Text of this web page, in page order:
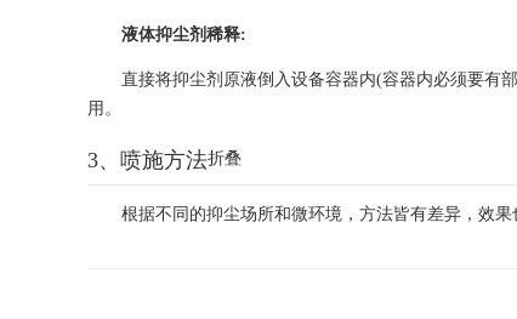
液体抑尘剂稀释:
直接将抑尘剂原液倒入设备容器内(容器内必须要有
用。
折叠
3、喷施方法
根据不同的抑尘场所和微环境，方法皆有差异，效